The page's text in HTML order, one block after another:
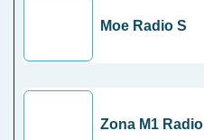
Moe Radio S
Zona M1 Radio